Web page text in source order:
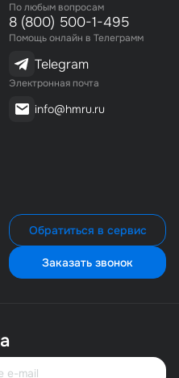
По любым вопросам
8 (800) 500-1-495
Помощь онлайн в Телеграмм
Telegram
Электронная почта
info@hmru.ru
Обратиться в сервис
Заказать звонок